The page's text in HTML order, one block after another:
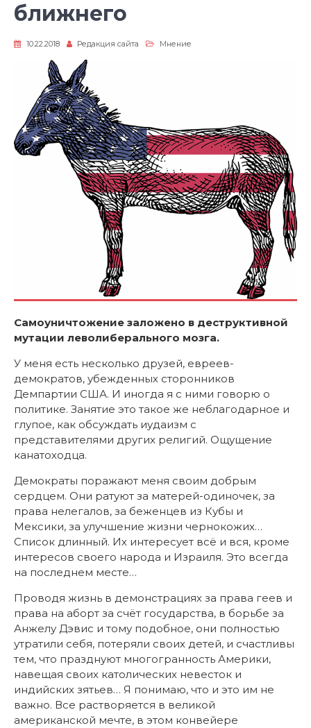
ближнего
10.22.2018 Редакция сайта Мнение
Самоуничтожение заложено в деструктивной
мутации леволиберального мозга.
У меня есть несколько друзей, евреев-
демократов, убежденных сторонников
Демпартии США. И иногда я с ними говорю о
политике. Занятие это такое же неблагодарное и
глупое, как обсуждать иудаизм с
представителями других религий. Ощущение
канатоходца.
Демократы поражают меня своим добрым
сердцем. Они ратуют за матерей-одиночек, за
права нелегалов, за беженцев из Кубы и
Мексики, за улучшение жизни чернокожих…
Список длинный. Их интересует всё и вся, кроме
интересов своего народа и Израиля. Это всегда
на последнем месте…
Проводя жизнь в демонстрациях за права геев и
права на аборт за счёт государства, в борьбе за
Анжелу Дэвис и тому подобное, они полностью
утратили себя, потеряли своих детей, и счастливы
тем, что празднуют многогранность Америки,
навещая своих католических невесток и
индийских зятьев… Я понимаю, что и это им не
важно. Все растворяется в великой
американской мечте, в этом конвейере